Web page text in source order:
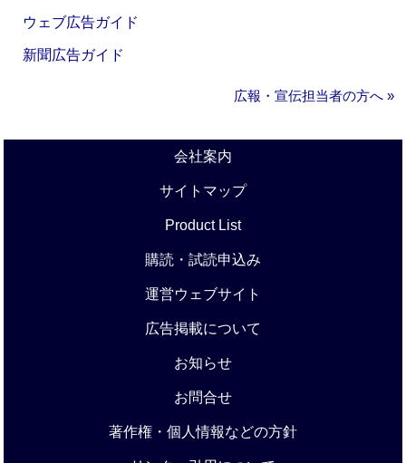
ウェブ広告ガイド
新聞広告ガイド
広報・宣伝担当者の方へ »
会社案内
サイトマップ
Product List
購読・試読申込み
運営ウェブサイト
広告掲載について
お知らせ
お問合せ
著作権・個人情報などの方針